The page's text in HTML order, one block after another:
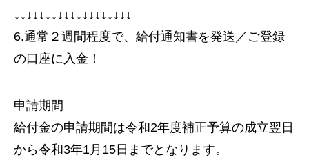
↓↓↓↓↓↓↓↓↓↓↓↓↓↓↓↓↓↓↓
6.通常２週間程度で、給付通知書を発送／ご登録
の口座に入金！
申請期間
給付金の申請期間は令和2年度補正予算の成立翌日
から令和3年1月15日までとなります。